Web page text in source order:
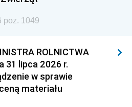
poz. 1049
ROLNICTWA
31 lipca 2026 r.
w sprawie
materiału